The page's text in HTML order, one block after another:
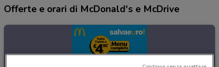
Offerte e orari di McDonald's e McDrive